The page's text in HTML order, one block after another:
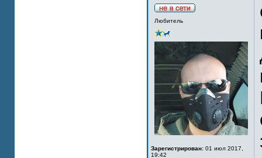
Любитель
Зарегистрирован: 01 июл 2017,
19:42